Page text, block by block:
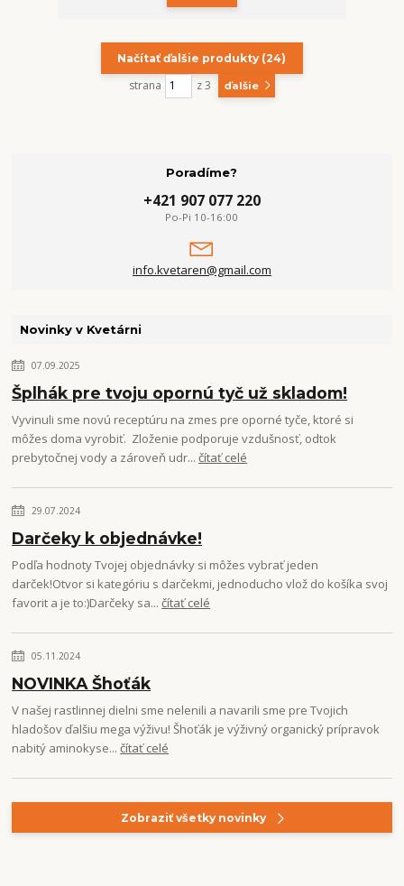
Načítať ďalšie produkty (24)
strana z 3 ďalšie
Poradíme?
+421 907 077 220
Po-Pi 10-16:00
info.kvetaren@gmail.com
Novinky v Kvetárni
07.09.2025
Šplhák pre tvoju opornú tyč už skladom!
Vyvinuli sme novú receptúru na zmes pre oporné tyče, ktoré si
môžes doma vyrobiť. Zloženie podporuje vzdušnosť, odtok
prebytočnej vody a zároveň udr...čítať celé
29.07.2024
Darčeky k objednávke!
Podľa hodnoty Tvojej objednávky si môžes vybrať jeden
darček!Otvor si kategóriu s darčekmi, jednoducho vlož do košíka svoj
favorit a je to:)Darčeky sa...čítať celé
05.11.2024
NOVINKA Šhoťák
V našej rastlinnej dielni sme nelenili a navarili sme pre Tvojich
hladošov ďalšiu mega výživu! Šhoťák je výživný organický prípravok
nabitý aminokyse...čítať celé
Zobraziť všetky novinky